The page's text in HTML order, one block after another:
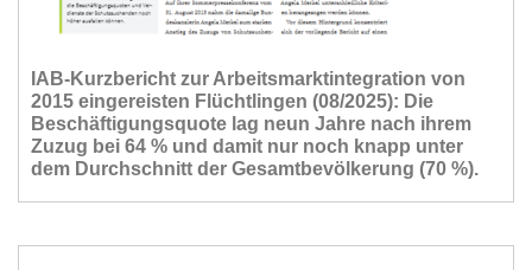
IAB-Kurzbericht zur Arbeitsmarktintegration von
2015 eingereisten Flüchtlingen (08/2025): Die
Beschäftigungsquote lag neun Jahre nach ihrem
Zuzug bei 64 % und damit nur noch knapp unter
dem Durchschnitt der Gesamtbevölkerung (70 %).